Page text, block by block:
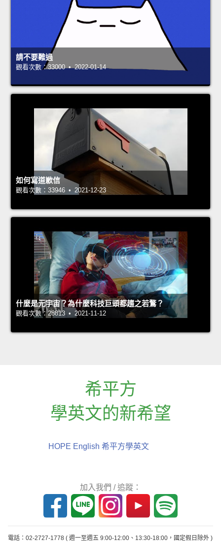
請不要難過
觀看次數：33000 • 2022-01-14
如何寫道歉信
觀看次數：33946 • 2021-12-23
什麼是元宇宙？為什麼科技巨頭都趨之若鶩？
觀看次數：28813 • 2021-11-12
希平方
學英文的新希望
HOPE English 希平方學英文
加入我們 / 追蹤：
電話：02-2727-1778 ( 週一至週五 9:00-12:00、13:30-18:00，國定假日除外 )